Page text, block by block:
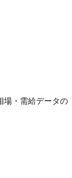
場・需給データの